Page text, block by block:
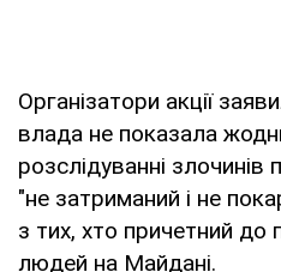
Організатори акції
влада не показала
розслідуванні
"не затриманий і не
з тих, хто причетний до
людей на Майдані.